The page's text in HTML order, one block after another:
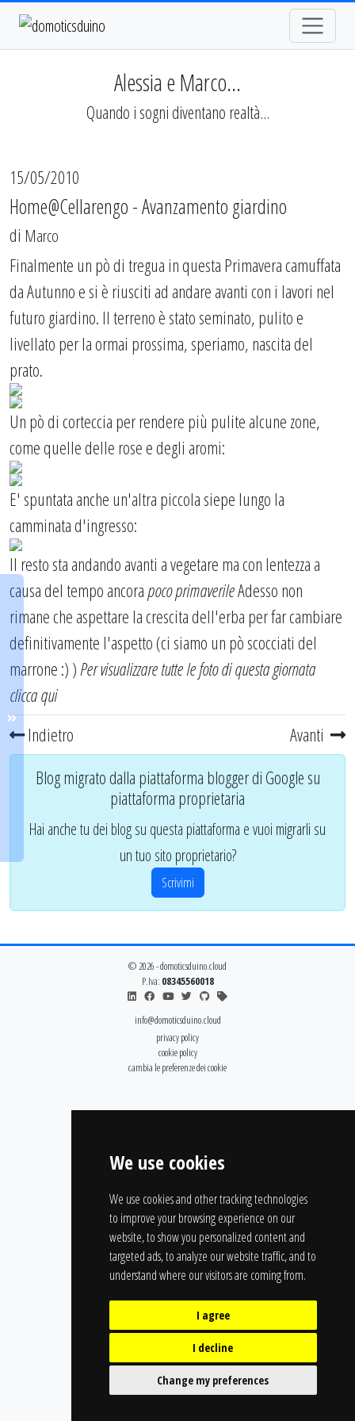
We use cookies
We use cookies and other tracking technologies
to improve your browsing experience on our
website, to show you personalized content and
targeted ads, to analyze our website traffic, and to
understand where our visitors are coming from.
I agree
I decline
Change my preferences
Alessia e Marco...
Quando i sogni diventano realtà...
15/05/2010
Home@Cellarengo - Avanzamento giardino
di Marco
Finalmente un pò di tregua in questa Primavera camuffata
da Autunno e si è riusciti ad andare avanti con i lavori nel
futuro giardino. Il terreno è stato seminato, pulito e
livellato per la ormai prossima, speriamo, nascita del
prato.
Un pò di corteccia per rendere più pulite alcune zone,
come quelle delle rose e degli aromi:
E' spuntata anche un'altra piccola siepe lungo la
camminata d'ingresso:
Il resto sta andando avanti a vegetare ma con lentezza a
causa del tempo ancorapoco primaverileAdesso non
rimane che aspettare la crescita dell'erba per far cambiare
definitivamente l'aspetto (ci siamo un pò scocciati del
marrone :) )Per visualizzare tutte le foto di questa giornata
clicca qui
Indietro
Avanti
Blog migrato dalla piattaforma blogger di Google su
piattaforma proprietaria
Hai anche tu dei blog su questa piattaforma e vuoi migrarli su
un tuo sito proprietario?
Scrivimi
© 2026 - domoticsduino.cloud
P.Iva: 08345560018
info@domoticsduino.cloud
privacy policy
cookie policy
cambia le preferenze dei cookie